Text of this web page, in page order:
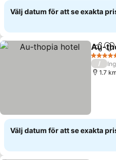
Välj datum för att se exakta
Dela
Au-
5
/
1.7
Välj datum för att se exakta